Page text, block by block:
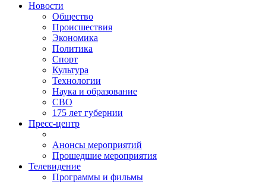
Новости
Общество
Происшествия
Экономика
Политика
Спорт
Культура
Технологии
Наука и образование
СВО
175 лет губернии
Пресс-центр
Анонсы мероприятий
Прошедшие мероприятия
Телевидение
Программы и фильмы